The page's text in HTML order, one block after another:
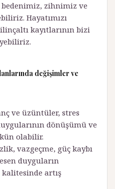
zihnimiz ve
Hayatımızı
kayıtlarının bizi
değişimler ve
ve üzüntüler, stres
dönüşümü ve
olabilir.
vazgeçme, güç kaybı
duyguların
artış